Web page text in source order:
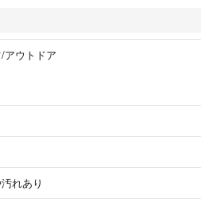
商品
汚れがない商品
が見られる商品
認、検査時の状態維持を保証出来ない(返
動作未確認など
アウトドア
れあり